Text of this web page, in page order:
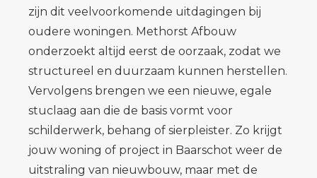
zijn dit veelvoorkomende uitdagingen bij
oudere woningen. Methorst Afbouw
onderzoekt altijd eerst de oorzaak, zodat we
structureel en duurzaam kunnen herstellen.
Vervolgens brengen we een nieuwe, egale
stuclaag aan die de basis vormt voor
schilderwerk, behang of sierpleister. Zo krijgt
jouw woning of project in Baarschot weer de
uitstraling van nieuwbouw, maar met de